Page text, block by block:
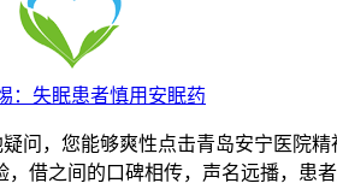
：失眠患者慎用安眠药
，您能够爽性点击青岛安宁医院
借之间的口碑相传，声名远播，患